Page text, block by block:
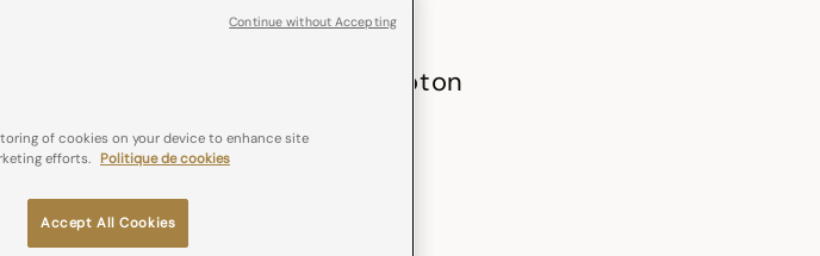
Torchon Origin Rythme Coton
Réduction de
€ 19,00€ 11,40
of cookies on your device to enhance site
efforts. Politique de cookies
Accept All Cookies
Continue without Accepting